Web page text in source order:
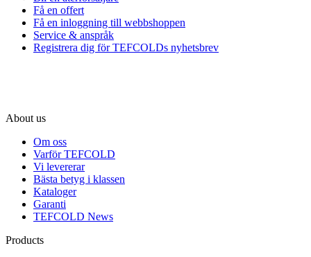
Få en offert
Få en inloggning till webbshoppen
Service & anspråk
Registrera dig för TEFCOLDs nyhetsbrev
About us
Om oss
Varför TEFCOLD
Vi levererar
Bästa betyg i klassen
Kataloger
Garanti
TEFCOLD News
Products